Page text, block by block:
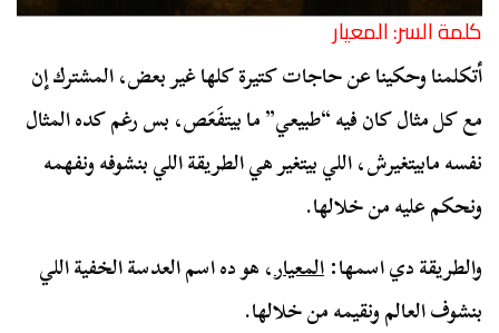
كلمة السر: المعيار
أتكلمنا وحكينا عن حاجات كتيرة كلها غير بعض، المشترك إن
مع كل مثال كان فيه “طبيعي” ما بيتفَعَص، بس رغم كده المثال
نفسه مابيتغيرش، اللي بيتغير هي الطريقة اللي بنشوفه ونفهمه
ونحكم عليه من خلالها.
والطريقة دي اسمها:المعيار، هو ده اسم العدسة الخفية اللي
بنشوف العالم ونقيمه من خلالها.